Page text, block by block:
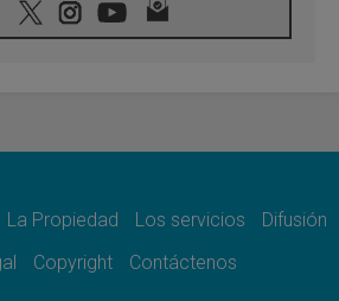
visitará el Santuario de la Madre
del cristiano"
La Propiedad Los servicios
Difusión
Copyright Contáctenos